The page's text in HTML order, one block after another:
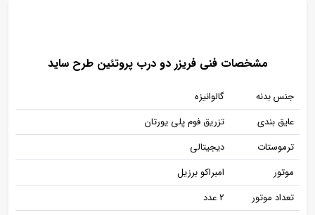
مشخصات فنی فریزر دو درب پروتئین طرح ساید
جنس بدنه
گالوانیزه
عایق بندی
تزریق فوم پلی یورتان
ترموستات
دیجیتالی
موتور
امبراکو برزیل
تعداد موتور
2 عدد